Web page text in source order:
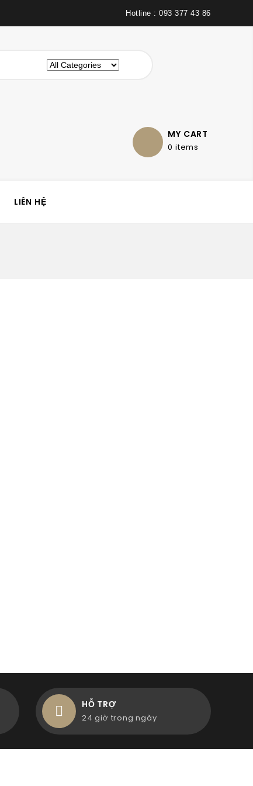
Hotline : 093 377 43 86
MY CART
0 items
LIÊN HỆ
HỖ TRỢ
24 giờ trong ngày